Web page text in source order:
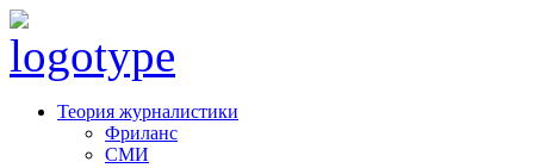
Теория журналистики
Фриланс
СМИ